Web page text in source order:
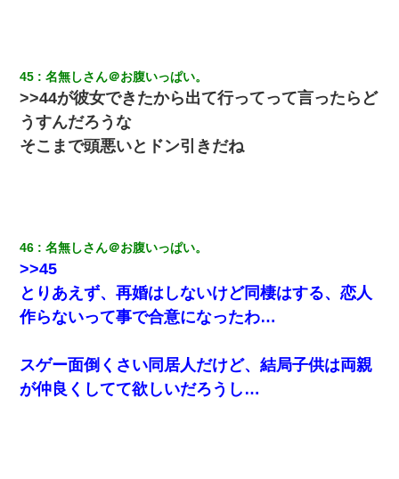
「お前の父ちゃんは自宅警備員」とかからかわれたけど、実はと
んでもない仕事に就いていた
嘘をついてフリン旅行へ出かけた嫁→翌日、嫁「ただいま～」旦
らいなら、渡さないほうがマシだからね」→ ６０万したと話した
ら・・・
小学生の妹が20代の弟とチューしてるのに、見て見ぬふりの親を
見てから実家を出た。それから15年、妹が弟の子を妊娠したらし
くもう堕胎できない月なんだと母から連絡がきた…｜生活｜ワロ
13歳娘が元嫁のところから逃げてきた。どう扱ったらいいのかわ
からない
45 名無しさん＠お腹いっぱい。
>>44が彼女できたから出て行ってって言ったらど
うすんだろうな
そこまで頭悪いとドン引きだね
46 名無しさん＠お腹いっぱい。
>>45
とりあえず、再婚はしないけど同棲はする、恋人
作らないって事で合意になったわ…
スゲー面倒くさい同居人だけど、結局子供は両親
が仲良くしてて欲しいだろうし…